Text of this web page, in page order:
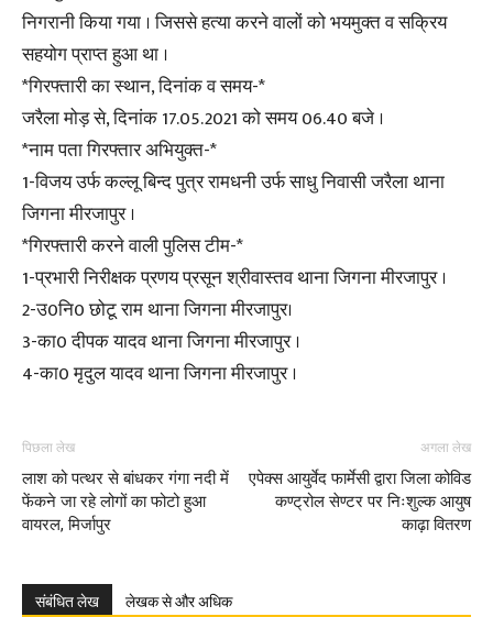
निगरानी किया गया । जिससे हत्या करने वालों को भयमुक्त व सक्रिय
सहयोग प्राप्त हुआ था ।
*गिरफ्तारी का स्थान, दिनांक व समय-*
जरैला मोड़ से, दिनांक 17.05.2021 को समय 06.40 बजे ।
*नाम पता गिरफ्तार अभियुक्त-*
1-विजय उर्फ कल्लू बिन्द पुत्र रामधनी उर्फ साधु निवासी जरैला थाना
जिगना मीरजापुर ।
*गिरफ्तारी करने वाली पुलिस टीम-*
1-प्रभारी निरीक्षक प्रणय प्रसून श्रीवास्तव थाना जिगना मीरजापुर ।
2-उ0नि0 छोटू राम थाना जिगना मीरजापुर।
3-का0 दीपक यादव थाना जिगना मीरजापुर ।
4-का0 मृदुल यादव थाना जिगना मीरजापुर ।
पिछला लेख
लाश को पत्थर से बांधकर गंगा नदी में
फेंकने जा रहे लोगों का फोटो हुआ
वायरल, मिर्जापुर
अगला लेख
एपेक्स आयुर्वेद फार्मेसी द्वारा जिला कोविड
कण्ट्रोल सेण्टर पर निःशुल्क आयुष
काढ़ा वितरण
संबंधित लेख लेखक से और अधिक